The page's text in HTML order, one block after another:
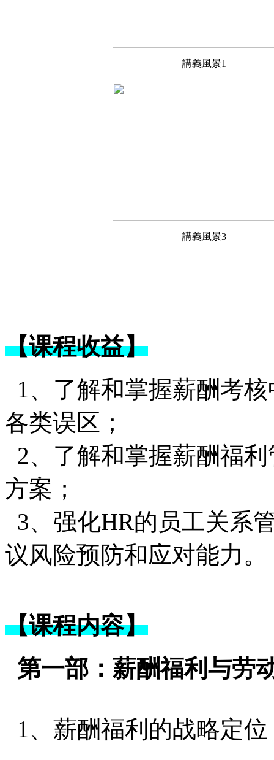
講義風景1
講義風景3
【课程收益】
1、了解和掌握薪酬考
各类误区；
2、了解和掌握薪酬福
方案；
3、强化HR的员工关系
议风险预防和应对能力。
【课程内容】
第一部：薪酬福利与劳
1、薪酬福利的战略定位